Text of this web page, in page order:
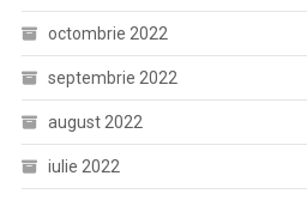
octombrie 2022
septembrie 2022
august 2022
iulie 2022